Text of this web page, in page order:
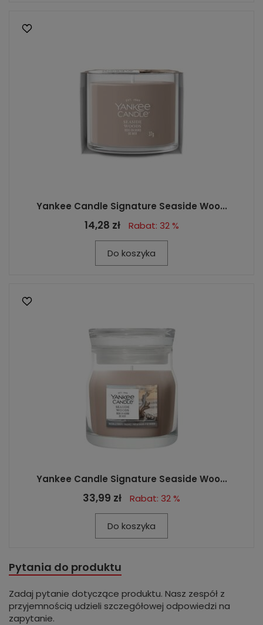
Yankee Candle Signature Seaside Woo...
14,28 zł Rabat: 32 %
Do koszyka
Yankee Candle Signature Seaside Woo...
33,99 zł Rabat: 32 %
Do koszyka
Pytania do produktu
Zadaj pytanie dotyczące produktu. Nasz zespół z
przyjemnością udzieli szczegółowej odpowiedzi na
zapytanie.